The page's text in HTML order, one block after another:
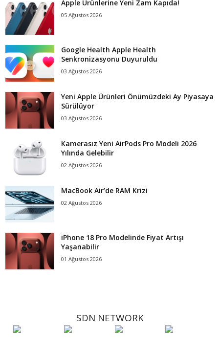
Apple Ürünlerine Yeni Zam Kapıda!
05 Ağustos 2026
Google Health Apple Health
Senkronizasyonu Duyuruldu
03 Ağustos 2026
Yeni Apple Ürünleri Önümüzdeki Ay Piyasaya
Sürülüyor
03 Ağustos 2026
Kamerasız Yeni AirPods Pro Modeli 2026
Yılında Gelebilir
02 Ağustos 2026
MacBook Air’de RAM Krizi
02 Ağustos 2026
iPhone 18 Pro Modelinde Fiyat Artışı
Yaşanabilir
01 Ağustos 2026
SDN NETWORK